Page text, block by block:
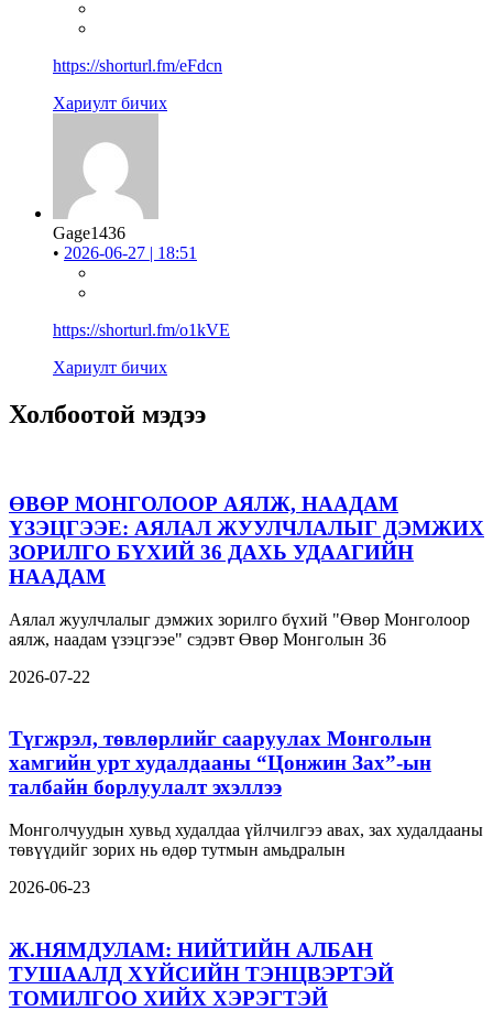
https://shorturl.fm/eFdcn
Хариулт бичих
Gage1436
• 2026-06-27 | 18:51
https://shorturl.fm/o1kVE
Хариулт бичих
Холбоотой мэдээ
ӨВӨР МОНГОЛООР АЯЛЖ, НААДАМ
ҮЗЭЦГЭЭЕ: АЯЛАЛ ЖУУЛЧЛАЛЫГ ДЭМЖИХ
ЗОРИЛГО БҮХИЙ 36 ДАХЬ УДААГИЙН
НААДАМ
Аялал жуулчлалыг дэмжих зорилго бүхий "Өвөр Монголоор
аялж, наадам үзэцгээе" сэдэвт Өвөр Монголын 36
2026-07-22
Түгжрэл, төвлөрлийг сааруулах Монголын
хамгийн урт худалдааны “Цонжин Зах”-ын
талбайн борлуулалт эхэллээ
Монголчуудын хувьд худалдаа үйлчилгээ авах, зах худалдааны
төвүүдийг зорих нь өдөр тутмын амьдралын
2026-06-23
Ж.НЯМДУЛАМ: НИЙТИЙН АЛБАН
ТУШААЛД ХҮЙСИЙН ТЭНЦВЭРТЭЙ
ТОМИЛГОО ХИЙХ ХЭРЭГТЭЙ